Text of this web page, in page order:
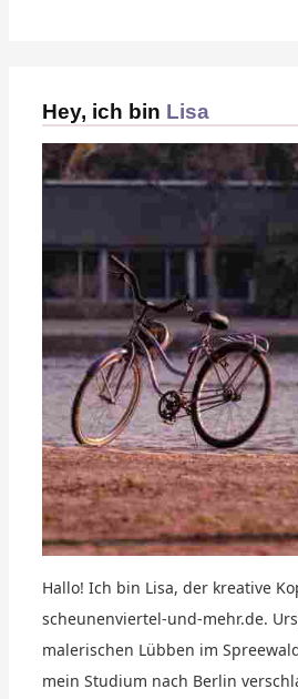
Hey, ich bin Lisa
Hallo! Ich bin Lisa, der kreative
scheunenviertel-und-mehr.de.
malerischen Lübben im
mein Studium nach Berlin